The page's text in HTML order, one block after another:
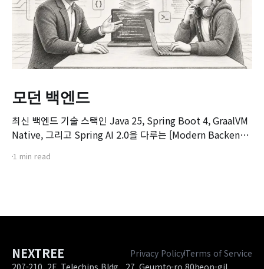
모던 백엔드
최신 백엔드 기술 스택인 Java 25, Spring Boot 4, GraalVM
Native, 그리고 Spring AI 2.0을 다루는 [Modern Backend]
존 Spring Boot 환경에서 서비스를 구축하고 배포해보신 개
1 min read
NEXTREE Privacy PolicyTerms of Service
207-210, 2F, Telechips Bldg., 27, Geumto-ro 80beon-gil,